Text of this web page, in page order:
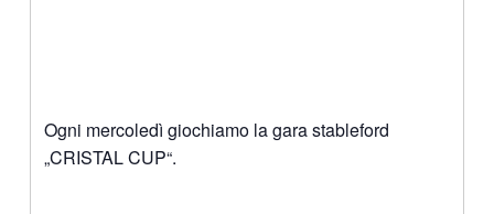
Ogni mercoledì giochiamo la gara stableford
„CRISTAL CUP“.